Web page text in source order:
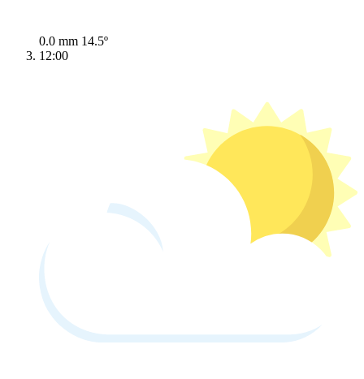
0.0 mm 14.5º
12:00